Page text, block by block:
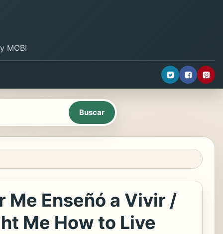
MOBI
Me Enseñó a Vivir /
Me How to Live